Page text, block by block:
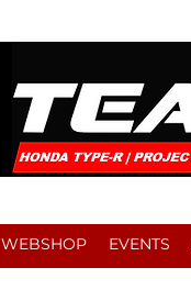
WEBSHOP EVENTS